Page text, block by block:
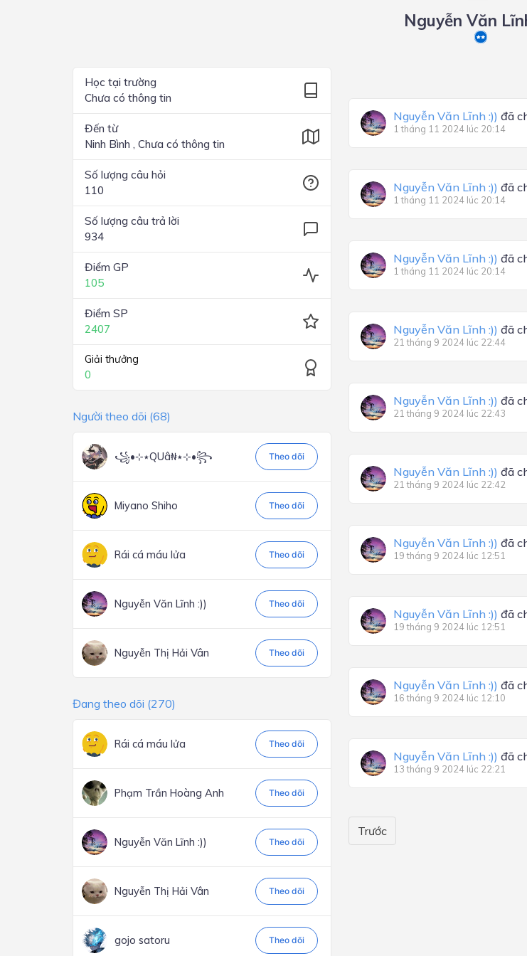
Lớp 2
Lớp 1
Nguyễn Văn
Học tại trường
Chưa có thông tin
Đến từ
Ninh Bình , Chưa có thông tin
Số lượng câu hỏi
110
Số lượng câu trả lời
934
Điểm GP
105
Điểm SP
2407
Giải thưởng
0
Người theo dõi (68)
꧁•⊹٭QUâ₦٭⊹•꧂ Theo dõi
Miyano Shiho Theo dõi
Rái cá máu lửa Theo dõi
Nguyễn Văn Lĩnh :)) Theo dõi
Nguyễn Thị Hải Vân Theo dõi
Đang theo dõi (270)
Rái cá máu lửa Theo dõi
Phạm Trần Hoàng Anh Theo dõi
Nguyễn Văn Lĩnh :)) Theo dõi
Nguyễn Thị Hải Vân Theo dõi
gojo satoru Theo dõi
Nguyễn Văn Lĩnh :)) đã
1 tháng 11 2024 lúc 20:14
Nguyễn Văn Lĩnh :)) đã
1 tháng 11 2024 lúc 20:14
Nguyễn Văn Lĩnh :)) đã
1 tháng 11 2024 lúc 20:14
Nguyễn Văn Lĩnh :)) đã
21 tháng 9 2024 lúc 22:44
Nguyễn Văn Lĩnh :)) đã
21 tháng 9 2024 lúc 22:43
Nguyễn Văn Lĩnh :)) đã
21 tháng 9 2024 lúc 22:42
Nguyễn Văn Lĩnh :)) đã
19 tháng 9 2024 lúc 12:51
Nguyễn Văn Lĩnh :)) đã
19 tháng 9 2024 lúc 12:51
Nguyễn Văn Lĩnh :)) đã
16 tháng 9 2024 lúc 12:10
Nguyễn Văn Lĩnh :)) đã
13 tháng 9 2024 lúc 22:21
Trước